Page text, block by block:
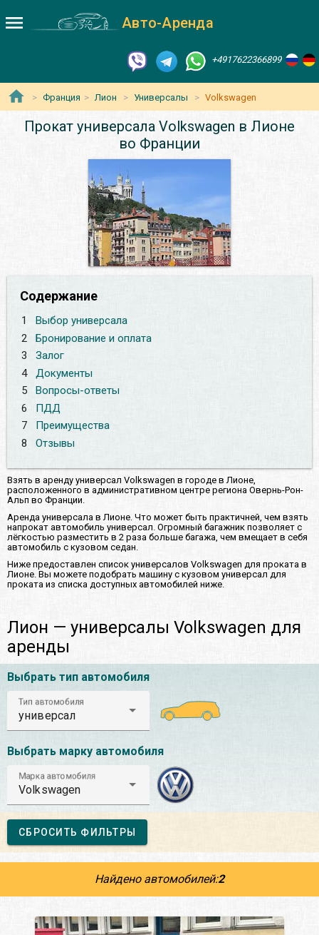
Авто-Аренда
+4917622366899
Франция Лион Универсалы Volkswagen
Прокат универсала Volkswagen в Лионе
во Франции
Содержание
1
Выбор универсала
2
Бронирование и оплата
3
Залог
4
Документы
5
Вопросы-ответы
6
ПДД
7
Преимущества
8
Отзывы
Взять в аренду универсал Volkswagen в городе в Лионе,
расположенного в административном центре региона Овернь-Рон-
Альп во Франции.
Аренда универсала в Лионе. Что может быть практичней, чем взять
напрокат автомобиль универсал. Огромный багажник позволяет с
лёгкостью разместить в 2 раза больше багажа, чем вмещает в себя
автомобиль с кузовом седан.
Ниже предоставлен список универсалов Volkswagen для проката в
Лионе. Вы можете подобрать машину с кузовом универсал для
проката из списка доступных автомобилей ниже.
Лион — универсалы Volkswagen для
аренды
Выбрать тип автомобиля
Тип автомобиля
универсал
Выбрать марку автомобиля
Марка автомобиля
Volkswagen
СБРОСИТЬ ФИЛЬТРЫ
Найдено автомобилей:2